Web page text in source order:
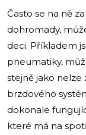
Často se na ně
dohromady,
deci. Příkladem
pneumatiky,
stejně jako
brzdového
dokonale
které má na